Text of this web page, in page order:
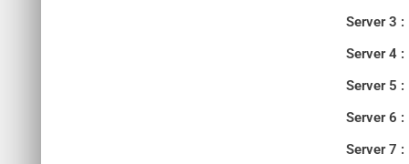
Server 3
Server 4
Server 5
Server 6
Server 7